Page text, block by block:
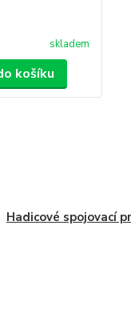
skladem
košíku
Hadicové spojovací